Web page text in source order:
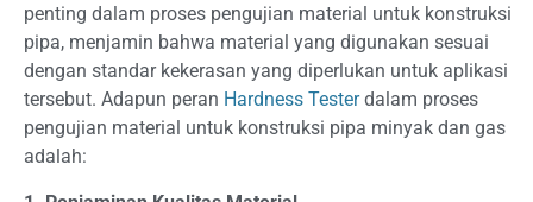
penting dalam proses pengujian material untuk konstruksi
pipa, menjamin bahwa material yang digunakan sesuai
dengan standar kekerasan yang diperlukan untuk aplikasi
tersebut. Adapun peran Hardness Testerdalam proses
pengujian material untuk konstruksi pipa minyak dan gas
adalah: